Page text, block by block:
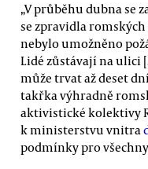
„V průběhu dubna se
se zpravidla
nebylo umožněno
Lidé zůstávají na ulici
může trvat až deset
takřka výhradně
aktivistické kolektivy
k ministerstvu vnitra
podmínky pro